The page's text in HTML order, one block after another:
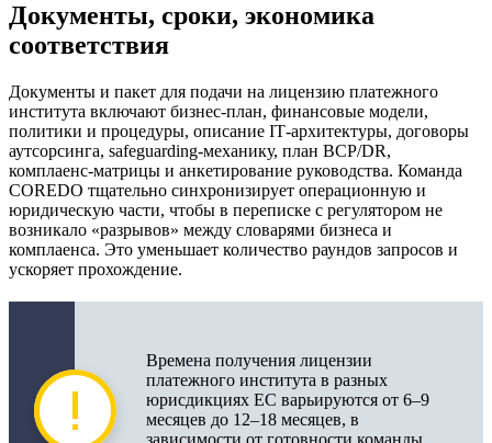
Документы, сроки, экономика
соответствия
Документы и пакет для подачи на лицензию платежного
института включают бизнес‑план, финансовые модели,
политики и процедуры, описание IT‑архитектуры, договоры
аутсорсинга, safeguarding‑механику, план BCP/DR,
комплаенс‑матрицы и анкетирование руководства. Команда
COREDO тщательно синхронизирует операционную и
юридическую части, чтобы в переписке с регулятором не
возникало «разрывов» между словарями бизнеса и
комплаенса. Это уменьшает количество раундов запросов и
ускоряет прохождение.
Времена получения лицензии
платежного института в разных
юрисдикциях ЕС варьируются от 6–9
месяцев до 12–18 месяцев, в
зависимости от готовности команды